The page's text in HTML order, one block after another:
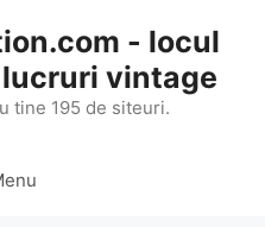
- locul
vintage
tine 195 de siteuri.